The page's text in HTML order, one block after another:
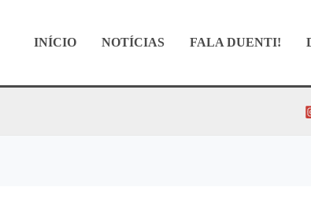
INÍCIO NOTÍCIAS FALA DUENTI!